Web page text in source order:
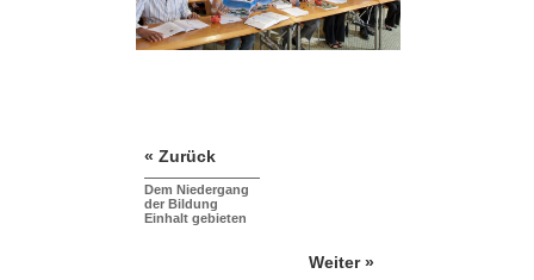
« Zurück
Dem Niedergang
der Bildung
Einhalt gebieten
Weiter »